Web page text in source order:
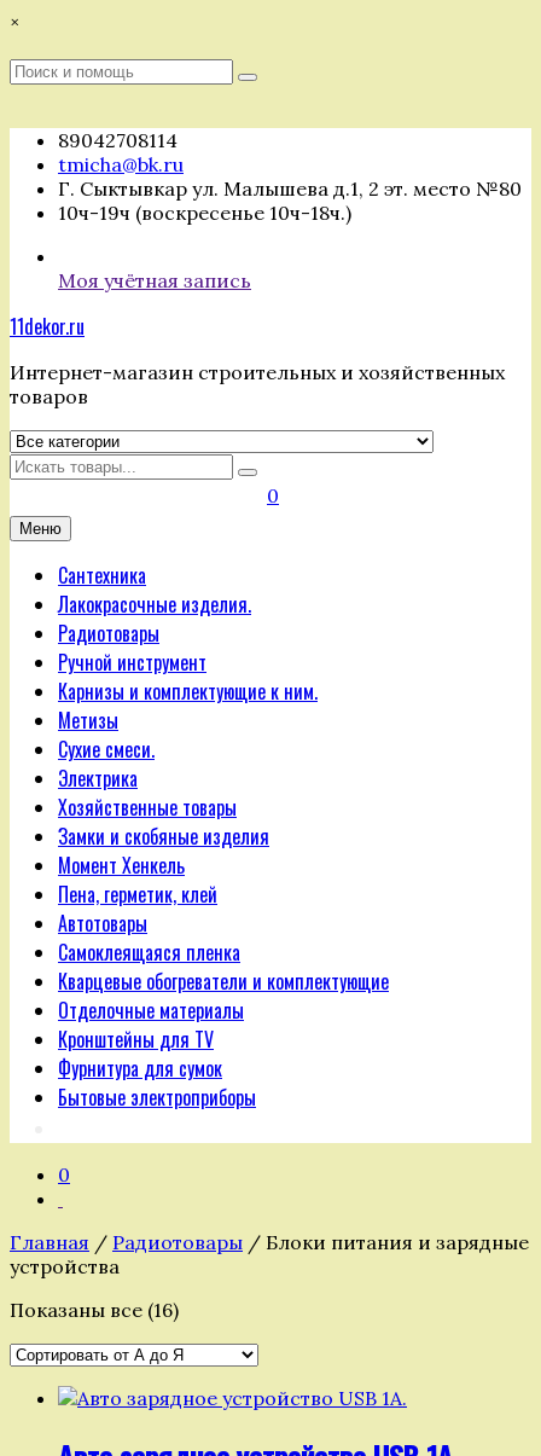
Перейти
содержимому
×
Поиск
Поиск
89042708114
tmicha@bk.ru
Г. Сыктывкар ул. Малышева д.1, 2 эт. место №80
10ч-19ч (воскресенье 10ч-18ч.)
Моя учётная запись
11dekor.ru
Интернет-магазин строительных и хозяйственных
товаров
Искать
0
Меню
Сантехника
Лакокрасочные изделия.
Радиотовары
Ручной инструмент
Карнизы и комплектующие к ним.
Метизы
Сухие смеси.
Электрика
Хозяйственные товары
Замки и скобяные изделия
Момент Хенкель
Пена, герметик, клей
Автотовары
Самоклеящаяся пленка
Кварцевые обогреватели и комплектующие
Отделочные материалы
Кронштейны для TV
Фурнитура для сумок
Бытовые электроприборы
0
Главная / Радиотовары / Блоки питания и зарядные
устройства
Показаны все (16)